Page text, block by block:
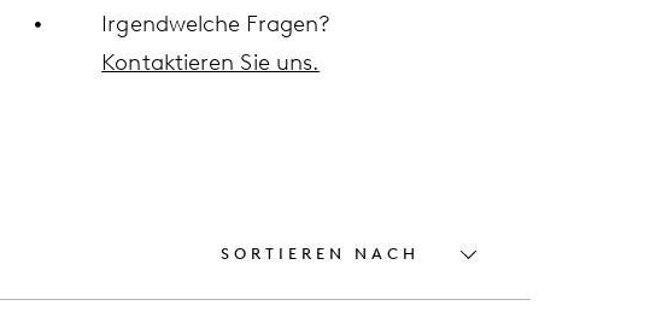
Irgendwelche Fragen?
Kontaktieren Sie uns.
SORTIEREN NACH